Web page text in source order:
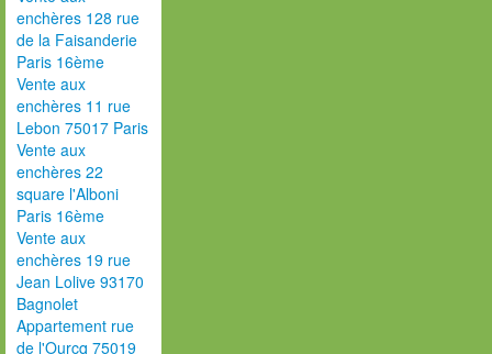
enchères 128 rue
de la Faisanderie
Paris 16ème
Vente aux
enchères 11 rue
Lebon 75017 Paris
Vente aux
enchères 22
square l'Alboni
Paris 16ème
Vente aux
enchères 19 rue
Jean Lolive 93170
Bagnolet
Appartement rue
de l'Ourcq 75019